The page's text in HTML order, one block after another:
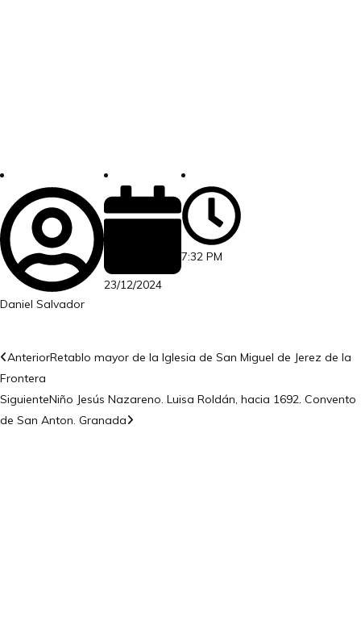
Daniel Salvador
23/12/2024
7:32 PM
AnteriorRetablo mayor de la Iglesia de San Miguel de Jerez de la
Frontera
SiguienteNiño Jesús Nazareno. Luisa Roldán, hacia 1692. Convento
de San Anton. Granada